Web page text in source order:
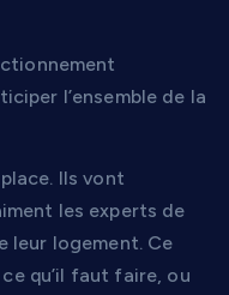
l’ensemble de la
Ils vont
les experts de
leur logement. Ce
qu’il faut faire, ou